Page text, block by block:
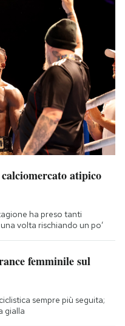
atipico
ha preso tanti
volta rischiando un po’
femminile sul
sempre più seguita;
gialla